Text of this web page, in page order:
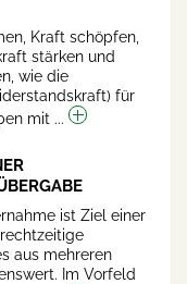
Kraft schöpfen,
stärken und
wie die
für
mit ...
ist Ziel einer
aus mehreren
Im Vorfeld